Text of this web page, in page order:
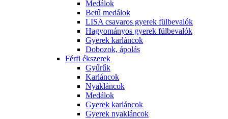
Medálok
Betű medálok
LISA csavaros gyerek fülbevalók
Hagyományos gyerek fülbevalók
Gyerek karláncok
Dobozok, ápolás
Férfi ékszerek
Gyűrűk
Karláncok
Nyakláncok
Medálok
Gyerek karláncok
Gyerek nyakláncok